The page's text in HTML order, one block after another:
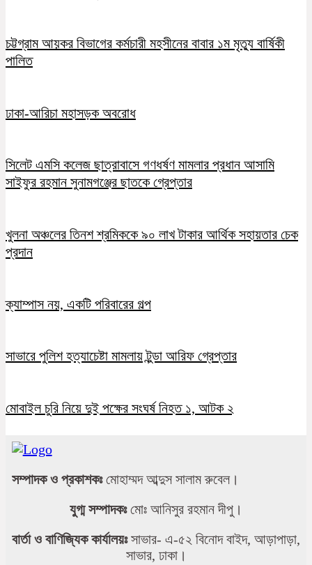
চট্টগ্রাম আয়কর বিভাগের কর্মচারী মহসীনের বাবার ১ম মৃত্যু বার্ষিকী
পালিত
ঢাকা-আরিচা মহাসড়ক অবরোধ
সিলেট এমসি কলেজ ছাত্রাবাসে গণধর্ষণ মামলার প্রধান আসামি
সাইফুর রহমান সুনামগঞ্জের ছাতকে গ্রেপ্তার
খুলনা অঞ্চলের তিনশ শ্রমিককে ৯০ লাখ টাকার আর্থিক সহায়তার চেক
প্রদান
ক্যাম্পাস নয়, একটি পরিবারের গল্প
সাভারে পুলিশ হত্যাচেষ্টা মামলায় টুন্ডা আরিফ গ্রেপ্তার
মোবাইল চুরি নিয়ে দুই পক্ষের সংঘর্ষ নিহত ১, আটক ২
সম্পাদক ও প্রকাশকঃমোহাম্মদ আব্দুস সালাম রুবেল।
যুগ্ম সম্পাদকঃমোঃ আনিসুর রহমান দীপু।
বার্তা ও বাণিজ্যিক কার্যালয়ঃসাভার- এ-৫২ বিনোদ বাইদ, আড়াপাড়া,
সাভার, ঢাকা।